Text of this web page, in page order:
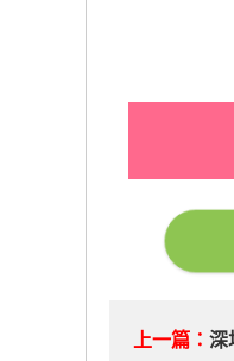
上一篇：深